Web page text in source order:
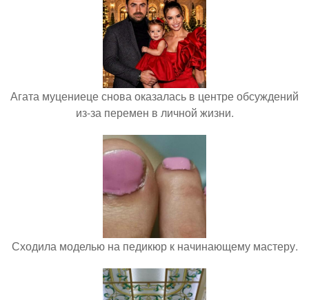
Агата муцениеце снова оказалась в центре обсуждений
из-за перемен в личной жизни.
Сходила моделью на педикюр к начинающему мастеру.